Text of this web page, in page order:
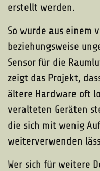
erstellt werden.
So wurde aus einem
beziehungsweise
Sensor für die
zeigt das Projekt,
ältere Hardware oft
veralteten Geräten
die sich mit wenig
weiterverwenden
Wer sich für weitere